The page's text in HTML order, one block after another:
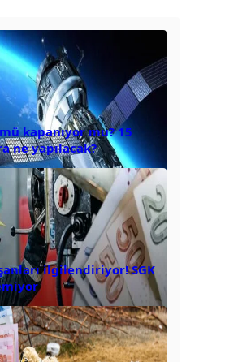
kapanıyor mu? 15
ne yapılacak?
ilgilendiriyor! SGK